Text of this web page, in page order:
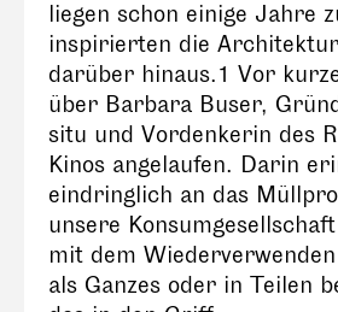
liegen schon einige Jahre
inspirierten die
darüber hinaus.1 Vor
über Barbara Buser,
situ und Vordenkerin des
Kinos angelaufen. Darin
eindringlich an das
unsere
mit dem
als Ganzes oder in Teilen